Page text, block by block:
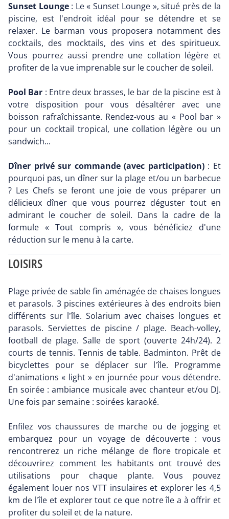
Sunset Lounge: Le « Sunset Lounge », situé près de la
piscine, est l'endroit idéal pour se détendre et se
relaxer. Le barman vous proposera notamment des
cocktails, des mocktails, des vins et des spiritueux.
Vous pourrez aussi prendre une collation légère et
profiter de la vue imprenable sur le coucher de soleil.
Pool Bar : Entre deux brasses, le bar de la piscine est à
votre disposition pour vous désaltérer avec une
boisson rafraîchissante. Rendez-vous au « Pool bar »
pour un cocktail tropical, une collation légère ou un
sandwich...
Dîner privé sur commande (avec participation): Et
pourquoi pas, un dîner sur la plage et/ou un barbecue
? Les Chefs se feront une joie de vous préparer un
délicieux dîner que vous pourrez déguster tout en
admirant le coucher de soleil. Dans la cadre de la
formule « Tout compris », vous bénéficiez d'une
réduction sur le menu à la carte.
LOISIRS
Plage privée de sable fin aménagée de chaises longues
et parasols. 3 piscines extérieures à des endroits bien
différents sur l'île. Solarium avec chaises longues et
parasols. Serviettes de piscine / plage. Beach-volley,
football de plage. Salle de sport (ouverte 24h/24). 2
courts de tennis. Tennis de table. Badminton. Prêt de
bicyclettes pour se déplacer sur l'île. Programme
d'animations « light » en journée pour vous détendre.
En soirée : ambiance musicale avec chanteur et/ou DJ.
Une fois par semaine : soirées karaoké.
Enfilez vos chaussures de marche ou de jogging et
embarquez pour un voyage de découverte : vous
rencontrerez un riche mélange de flore tropicale et
découvrirez comment les habitants ont trouvé des
utilisations pour chaque plante. Vous pouvez
également louer nos VTT insulaires et explorer les 4,5
km de l'île et explorer tout ce que notre île a à offrir et
profiter du soleil et de la nature.